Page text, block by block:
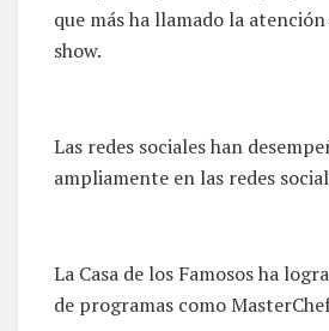
que más ha llamado la
show.
Las redes sociales han
ampliamente en las redes
La Casa de los Famosos ha
de programas como